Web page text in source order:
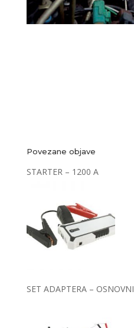
Povezane objave
STARTER – 1200 A
SET ADAPTERA – OSNOVNI